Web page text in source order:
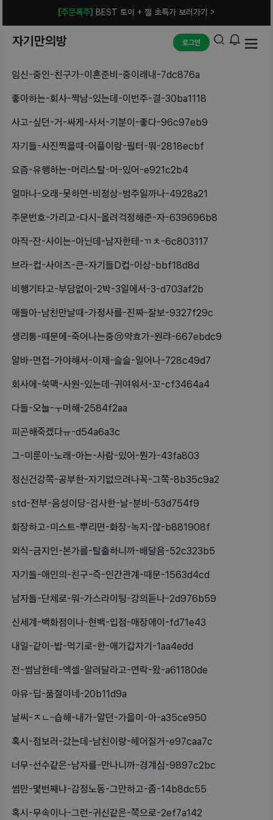
[주문폭주] BEST 토이 + 젤 초특가 보러가기 >
자기만의방 로그인
임신-중인-친구가-이혼준비-중이래내-7dc876a
좋아하는-회사-짝남-있는데-이번주-결-30ba1118
사고-싶던-거-싸게-사서-기분이-좋다-96c97eb9
자기들-사진찍을때-어플이랑-필터-뭐-2818ecbf
요즘-유행하는-머리스탈-머-있어-e921c2b4
얼마나-오래-못하면-비정상-범주일까나-4928a21
주문번호-가리고-다시-올려걱정해준-자-639696b8
아직-잔-사이는-아닌데-남자한테-ㄲㅊ-6c803117
브라-컵-사이즈-큰-자기들D컵-이상-bbf18d8d
비행기타고-부담없이-2박-3일에서-3-d703af2b
애들아-남친만날때-가정사를-진짜-잘보-9327f29c
생리통-때문에-죽어나는중😢약효가-원랴-667ebdc9
알바-면접-가야해서-이제-슬슬-일어나-728c49d7
회사에-쑥맥-사원-있는데-귀여워서-꼬-cf3464a4
다들-오늘-ㅜ머해-2584f2aa
피곤해죽겠다ㅠ-d54a6a3c
그-미룬이-노래-아는-사람-있어-뭔가-43fa803
정신건강쪽-공부한-자기없으려나꼭-그쪽-8b35c9a2
std-전부-음성이당-검사한-날-분비-53d754f9
화장하고-미스트-뿌리면-화장-녹지-않-b881908f
외식-금지인-본가를-탈출하니까-배달음-52c323b5
자기들-애인의-친구-즉-인간관계-때문-1563d4cd
남자들-단체로-뭐-가스라이팅-강의듣나-2d976b59
신세계-백화점이나-현백-입점-매장에이-fd71e43
내일-같이-밥-먹기로-한-애가갑자기-1aa4edd
전-썸남한테-엑셀-알려달라고-연락-왔-a61180de
아유-딥-품절이네-20b11d9a
날씨-ㅈㄴ-습해-내가-알던-가을이-아-a35ce950
혹시-점보러-갔는데-남친이랑-헤어질거-e97caa7c
너무-선수같은-남자를-만나니까-경계심-9897c2bc
썸만-몇번째냐-감정노동-그만하고-좀-14b8dc55
혹시-무속이나-그런-귀신같은-쪽으로-2ef7a142